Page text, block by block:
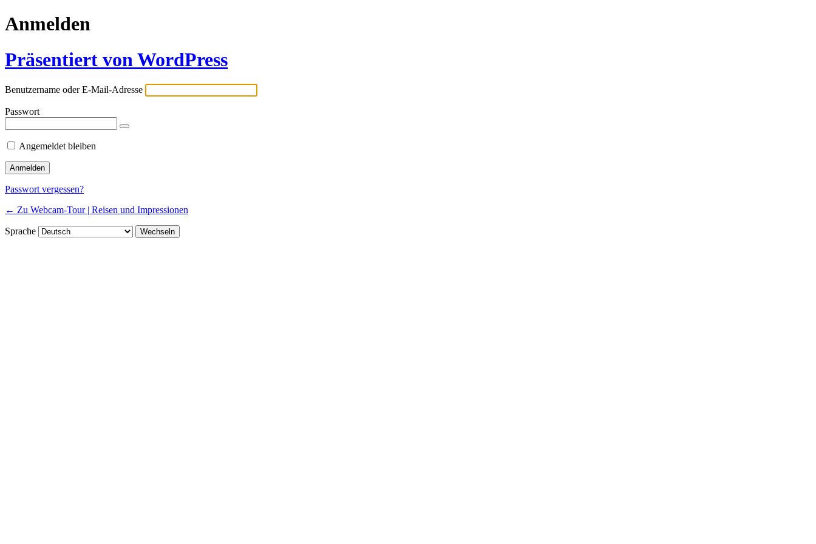
Anmelden
Präsentiert von WordPress
Benutzername oder E-Mail-Adresse
Passwort
Angemeldet bleiben
Passwort vergessen?
← Zu Webcam-Tour | Reisen und Impressionen
Sprache